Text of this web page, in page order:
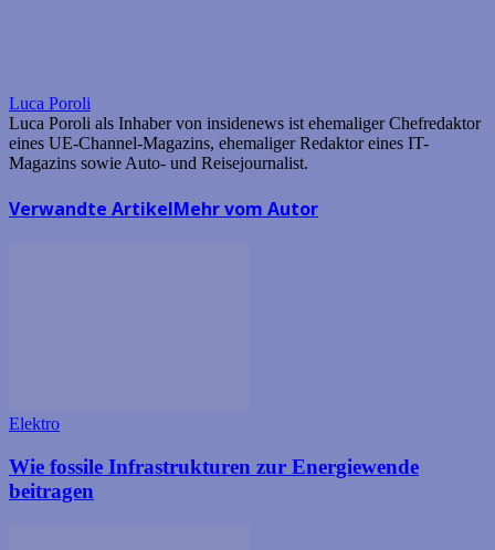
Luca Poroli
Luca Poroli als Inhaber von insidenews ist ehemaliger Chefredaktor
eines UE-Channel-Magazins, ehemaliger Redaktor eines IT-
Magazins sowie Auto- und Reisejournalist.
Verwandte ArtikelMehr vom Autor
Elektro
Wie fossile Infrastrukturen zur Energiewende
beitragen